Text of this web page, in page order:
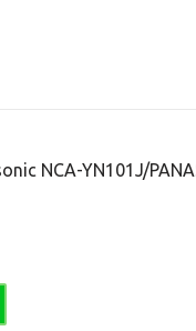
NCA-YN101J/